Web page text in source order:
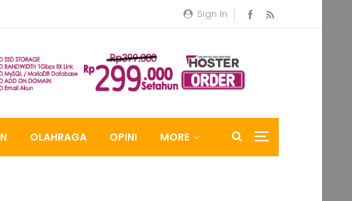
Sign In
OLAHRAGA OPINI MORE